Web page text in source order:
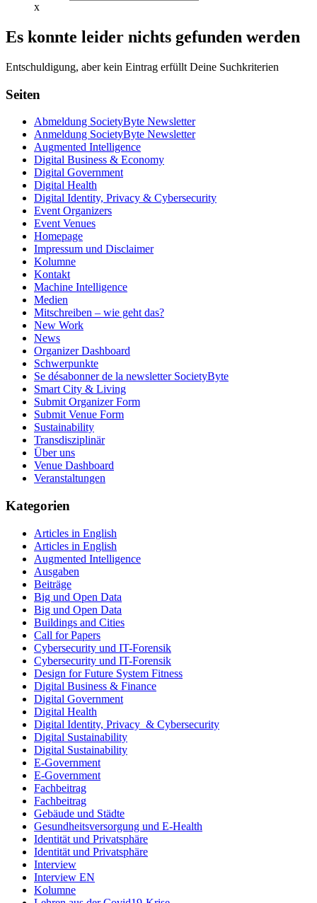
x
Es konnte leider nichts gefunden werden
Entschuldigung, aber kein Eintrag erfüllt Deine Suchkriterien
Seiten
Abmeldung SocietyByte Newsletter
Anmeldung SocietyByte Newsletter
Augmented Intelligence
Digital Business & Economy
Digital Government
Digital Health
Digital Identity, Privacy & Cybersecurity
Event Organizers
Event Venues
Homepage
Impressum und Disclaimer
Kolumne
Kontakt
Machine Intelligence
Medien
Mitschreiben – wie geht das?
New Work
News
Organizer Dashboard
Schwerpunkte
Se désabonner de la newsletter SocietyByte
Smart City & Living
Submit Organizer Form
Submit Venue Form
Sustainability
Transdisziplinär
Über uns
Venue Dashboard
Veranstaltungen
Kategorien
Articles in English
Articles in English
Augmented Intelligence
Ausgaben
Beiträge
Big und Open Data
Big und Open Data
Buildings and Cities
Call for Papers
Cybersecurity und IT-Forensik
Cybersecurity und IT-Forensik
Design for Future System Fitness
Digital Business & Finance
Digital Government
Digital Health
Digital Identity, Privacy & Cybersecurity
Digital Sustainability
Digital Sustainability
E-Government
E-Government
Fachbeitrag
Fachbeitrag
Gebäude und Städte
Gesundheitsversorgung und E-Health
Identität und Privatsphäre
Identität und Privatsphäre
Interview
Interview EN
Kolumne